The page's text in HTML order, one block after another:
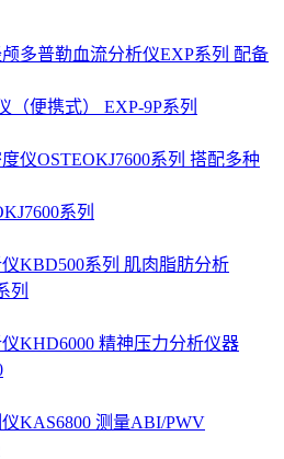
便携式） EXP-9P系列
系列
列